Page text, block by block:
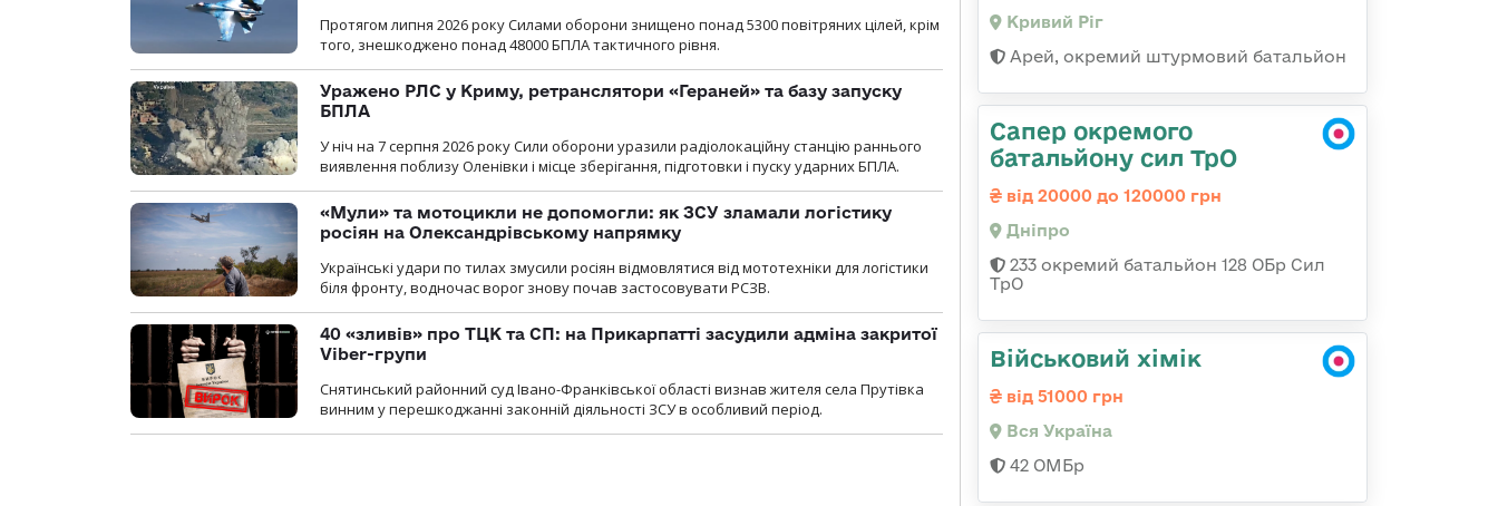
Протягом липня 2026 року Cилами оборони знищено понад 5300 повітряних цілей, крім
того, знешкоджено понад 48000 БПЛА тактичного рівня.
Уражено РЛС у Криму, ретранслятори «Гераней» та базу запуску
БПЛА
У ніч на 7 серпня 2026 року Сили оборони уразили радіолокаційну станцію раннього
виявлення поблизу Оленівки і місце зберігання, підготовки і пуску ударних БПЛА.
«Мули» та мотоцикли не допомогли: як ЗСУ зламали логістику
росіян на Олександрівському напрямку
Українські удари по тилах змусили росіян відмовлятися від мототехніки для логістики
біля фронту, водночас ворог знову почав застосовувати РСЗВ.
40 «зливів» про ТЦК та СП: на Прикарпатті засудили адміна закритої
Viber-групи
Снятинський районний суд Івано-Франківської області визнав жителя села Прутівка
винним у перешкоджанні законній діяльності ЗСУ в особливий період.
Кривий Ріг
Арей, окремий штурмовий батальйон
Сапер окремого
батальйону сил ТрО
від 20000 до 120000 грн
Дніпро
233 окремий батальйон 128 ОБр Сил
ТрО
Військовий хімік
від 51000 грн
Вся Україна
42 ОМБр